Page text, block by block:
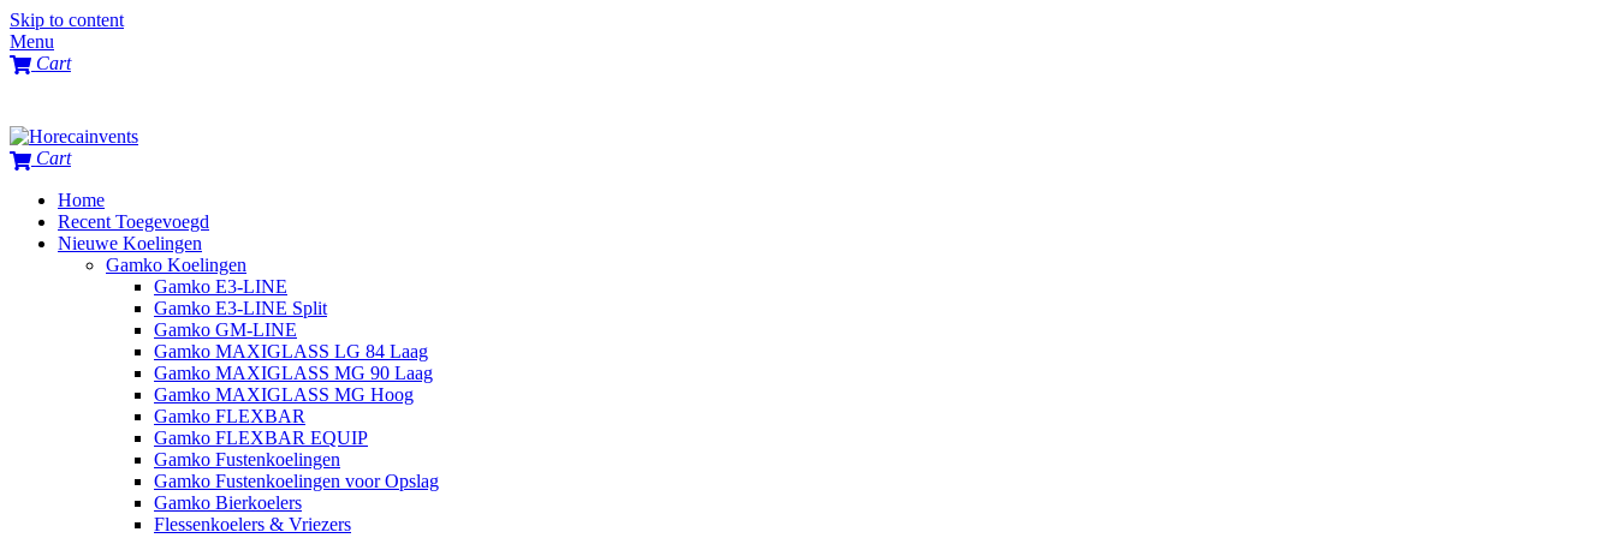
Skip to content
Menu
Cart
Cart
Home
Recent Toegevoegd
Nieuwe Koelingen
Gamko Koelingen
Gamko E3-LINE
Gamko E3-LINE Split
Gamko GM-LINE
Gamko MAXIGLASS LG 84 Laag
Gamko MAXIGLASS MG 90 Laag
Gamko MAXIGLASS MG Hoog
Gamko FLEXBAR
Gamko FLEXBAR EQUIP
Gamko Fustenkoelingen
Gamko Fustenkoelingen voor Opslag
Gamko Bierkoelers
Flessenkoelers & Vriezers